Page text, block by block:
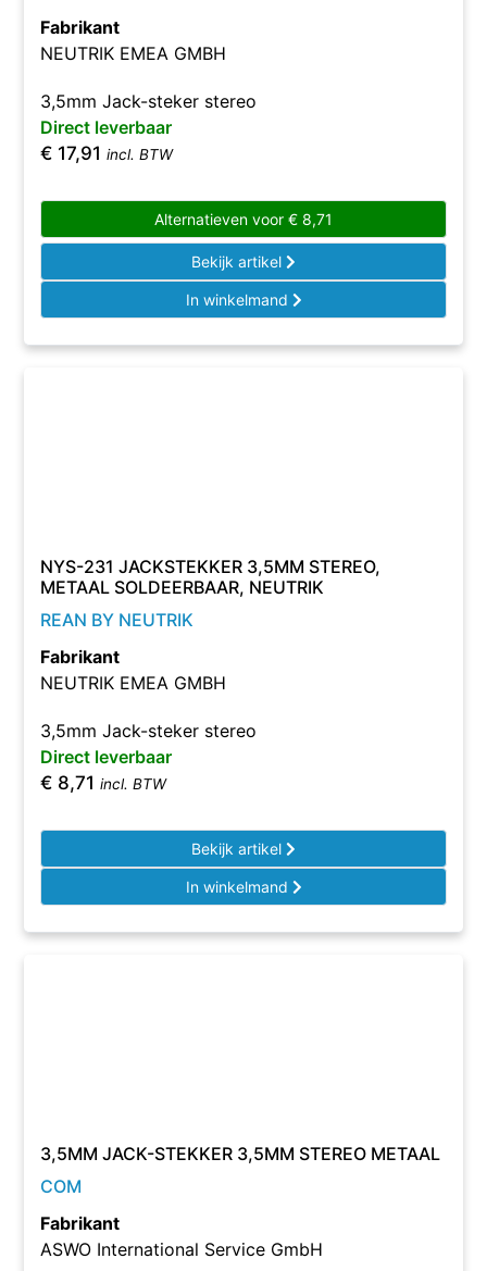
Fabrikant
NEUTRIK EMEA GMBH
3,5mm Jack-steker stereo
Direct leverbaar
€ 17,91 incl. BTW
Alternatieven voor € 8,71
Bekijk artikel
In winkelmand
NYS-231 JACKSTEKKER 3,5MM STEREO,
METAAL SOLDEERBAAR, NEUTRIK
REAN BY NEUTRIK
Fabrikant
NEUTRIK EMEA GMBH
3,5mm Jack-steker stereo
Direct leverbaar
€ 8,71 incl. BTW
Bekijk artikel
In winkelmand
3,5MM JACK-STEKKER 3,5MM STEREO METAAL
COM
Fabrikant
ASWO International Service GmbH